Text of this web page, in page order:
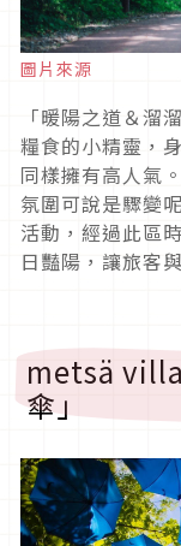
圖片來源
「暖陽之道＆溜
糧食的小精靈，
同樣擁有高人氣
氛圍可說是驟變
活動，經過此區
日豔陽，讓旅客
metsä
傘」